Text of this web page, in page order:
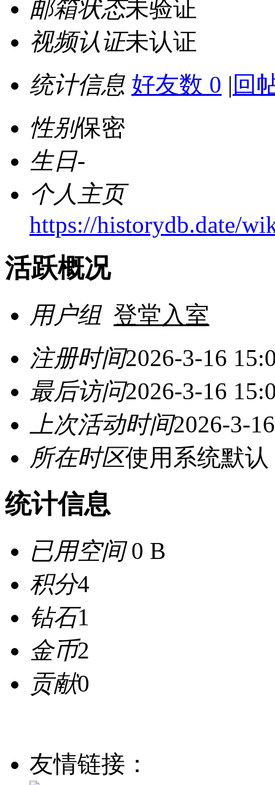
邮箱状态未验证
视频认证未认证
统计信息 好友数 0 | 回
性别保密
生日-
个人主页
https://historydb.date/
活跃概况
用户组 登堂入室
注册时间2026-3-16
最后访问2026-3-16
上次活动时间2026-3-
所在时区使用系统默认
统计信息
已用空间0 B
积分4
钻石1
金币2
贡献0
友情链接：